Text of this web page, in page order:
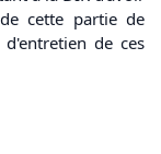
cette partie de
d'entretien de ces